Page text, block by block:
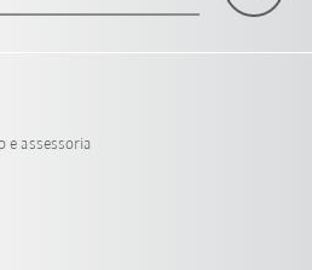
e assessoria